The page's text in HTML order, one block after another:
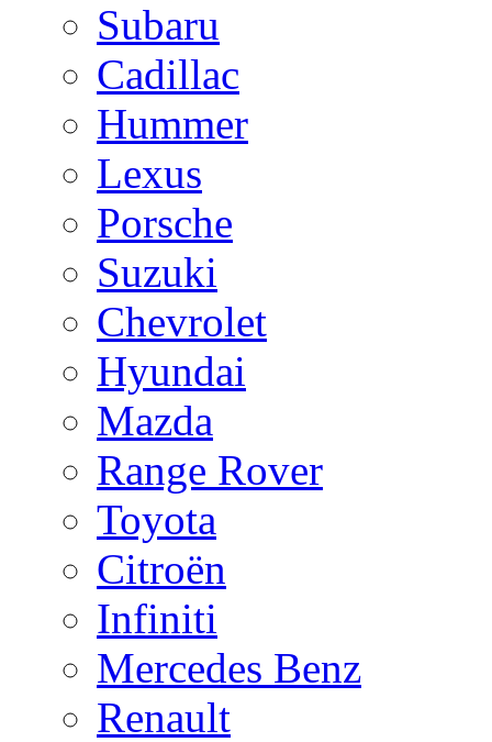
Subaru
Cadillac
Hummer
Lexus
Porsche
Suzuki
Chevrolet
Hyundai
Mazda
Range Rover
Toyota
Citroën
Infiniti
Mercedes Benz
Renault